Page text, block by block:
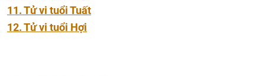
11. Tử vi tuổi Tuất
12. Tử vi tuổi Hợi